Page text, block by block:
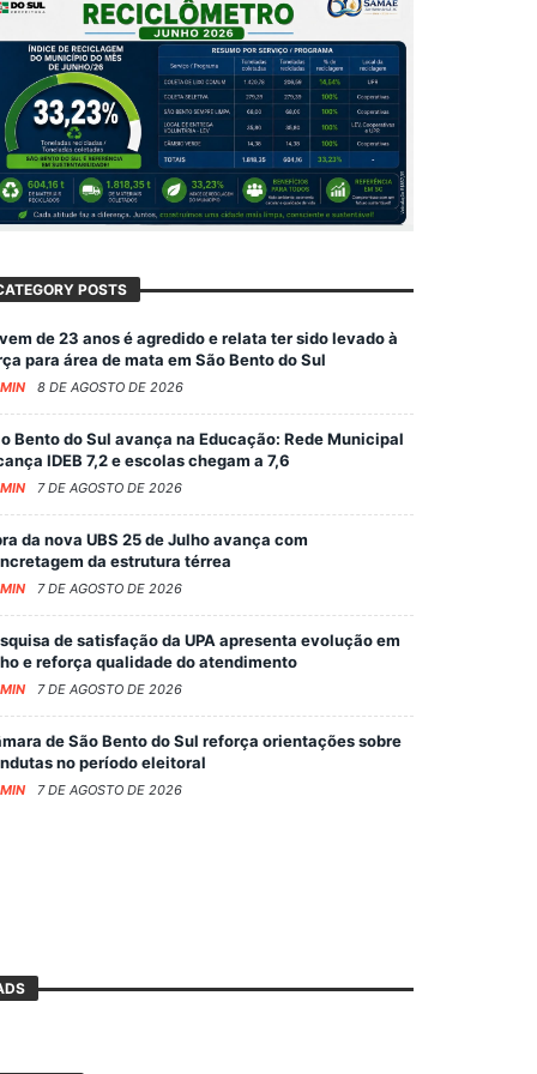
POSTS
de 23 anos é agredido e relata ter sido levado à
para área de mata em São Bento do Sul
8 DE AGOSTO DE 2026
Bento do Sul avança na Educação: Rede Municipal
IDEB 7,2 e escolas chegam a 7,6
7 DE AGOSTO DE 2026
da nova UBS 25 de Julho avança com
da estrutura térrea
7 DE AGOSTO DE 2026
de satisfação da UPA apresenta evolução em
e reforça qualidade do atendimento
7 DE AGOSTO DE 2026
de São Bento do Sul reforça orientações sobre
no período eleitoral
7 DE AGOSTO DE 2026